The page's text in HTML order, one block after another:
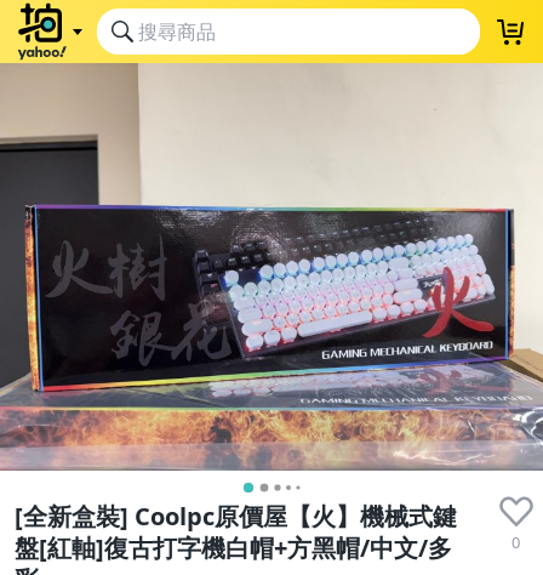
[全新盒裝] Coolpc原價屋【火】機械式鍵
盤[紅軸]復古打字機白帽+方黑帽/中文/多
0